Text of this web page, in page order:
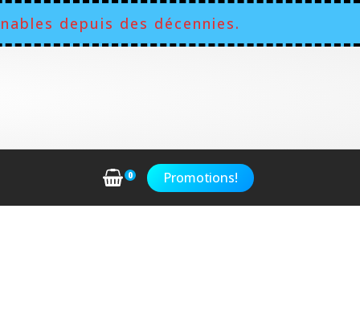
depuis des décennies.
0 Promotions!